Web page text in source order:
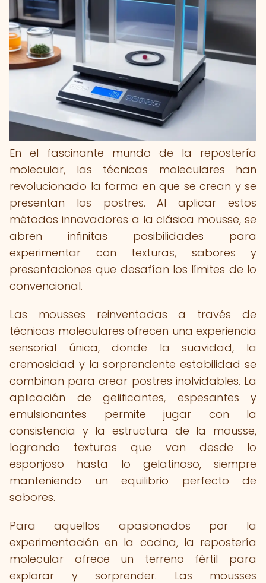
En el fascinante mundo de la repostería
molecular, las técnicas moleculares han
revolucionado la forma en que se crean y se
presentan los postres. Al aplicar estos
métodos innovadores a la clásica mousse, se
abren infinitas posibilidades para
experimentar con texturas, sabores y
presentaciones que desafían los límites de lo
convencional.
Las mousses reinventadas a través de
técnicas moleculares ofrecen una experiencia
sensorial única, donde la suavidad, la
cremosidad y la sorprendente estabilidad se
combinan para crear postres inolvidables. La
aplicación de gelificantes, espesantes y
emulsionantes permite jugar con la
consistencia y la estructura de la mousse,
logrando texturas que van desde lo
esponjoso hasta lo gelatinoso, siempre
manteniendo un equilibrio perfecto de
sabores.
Para aquellos apasionados por la
experimentación en la cocina, la repostería
molecular ofrece un terreno fértil para
explorar y sorprender. Las mousses